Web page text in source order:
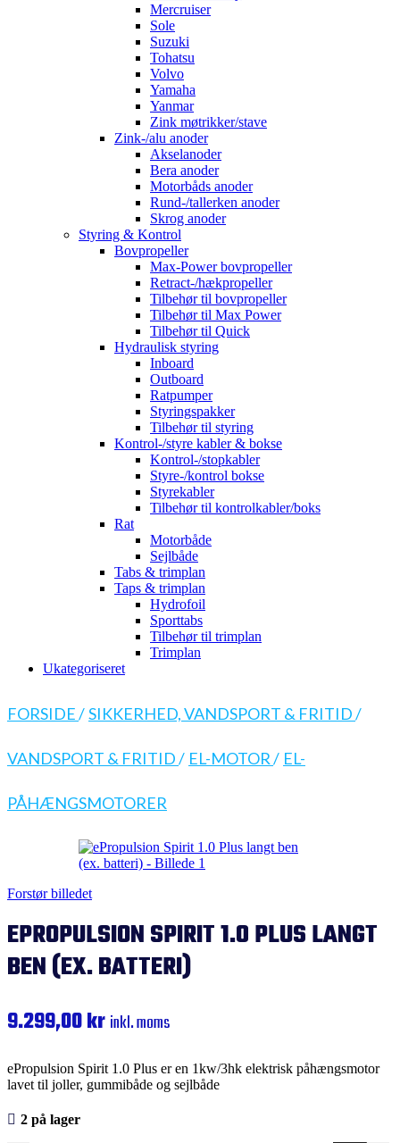
Mercruiser
Sole
Suzuki
Tohatsu
Volvo
Yamaha
Yanmar
Zink møtrikker/stave
Zink-/alu anoder
Akselanoder
Bera anoder
Motorbåds anoder
Rund-/tallerken anoder
Skrog anoder
Styring & Kontrol
Bovpropeller
Max-Power bovpropeller
Retract-/hækpropeller
Tilbehør til bovpropeller
Tilbehør til Max Power
Tilbehør til Quick
Hydraulisk styring
Inboard
Outboard
Ratpumper
Styringspakker
Tilbehør til styring
Kontrol-/styre kabler & bokse
Kontrol-/stopkabler
Styre-/kontrol bokse
Styrekabler
Tilbehør til kontrolkabler/boks
Rat
Motorbåde
Sejlbåde
Tabs & trimplan
Taps & trimplan
Hydrofoil
Sporttabs
Tilbehør til trimplan
Trimplan
Ukategoriseret
FORSIDE/SIKKERHED, VANDSPORT & FRITID/
VANDSPORT & FRITID/ EL-MOTOR/ EL-
PÅHÆNGSMOTORER
Forstør billedet
EPROPULSION SPIRIT 1.0 PLUS LANGT
BEN (EX. BATTERI)
9.299,00kr inkl. moms
ePropulsion Spirit 1.0 Plus er en 1kw/3hk elektrisk påhængsmotor
lavet til joller, gummibåde og sejlbåde
2 på lager